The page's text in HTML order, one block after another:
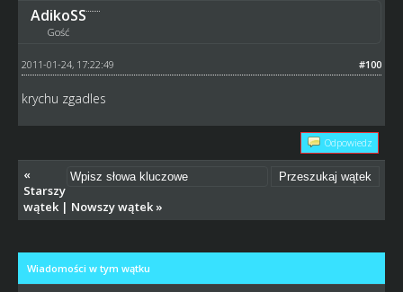
AdikoSS
Gość
#100
2011-01-24, 17:22:49
krychu zgadles
Odpowiedz
«
Starszy
wątek| Nowszy wątek»
Wiadomości w tym wątku